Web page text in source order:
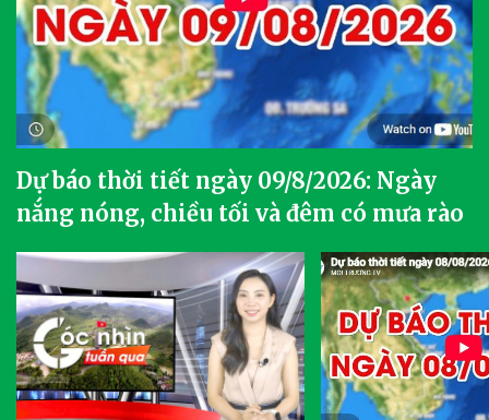
Dự báo thời tiết ngày 09/8/2026: Ngày
nắng nóng, chiều tối và đêm có mưa rào